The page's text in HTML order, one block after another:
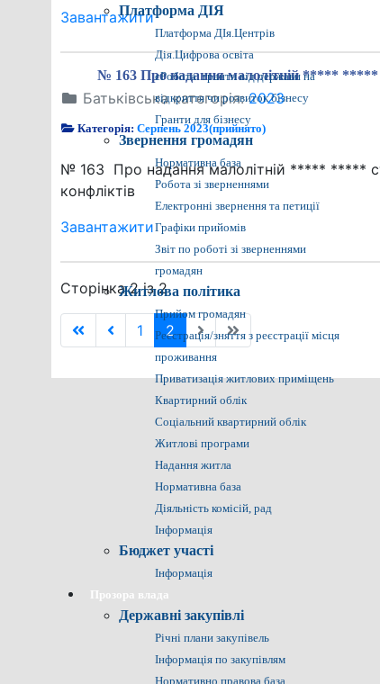
Платформа ДІЯ
Платформа ДІя.Центрів
Дія.Цифрова освіта
єРобота: гранти від держави на
відкриття чи розвиток бізнесу
Гранти для бізнесу
Звернення громадян
Нормативна база
Робота зі зверненнями
Електронні звернення та петиції
Графіки прийомів
Звіт по роботі зі зверненнями
громадян
Житлова політика
Прийом громадян
Реєстрація/зняття з реєстрації місця
проживання
Приватизація житлових приміщень
Квартирний облік
Соціальний квартирний облік
Житлові програми
Надання житла
Нормативна база
Діяльність комісій, рад
Інформація
Бюджет участі
Інформація
Прозора влада
Державні закупівлі
Річні плани закупівель
Інформація по закупівлям
Нормативно правова база
Завантажити
№ 163 Про надання малолітній ***** *****
Батьківська категорія:2023
Категорія:Серпень 2023(прийнято)
№ 163 Про надання малолітній ***** *****
конфліктів
Завантажити
Сторінка 2 із 2
1 2